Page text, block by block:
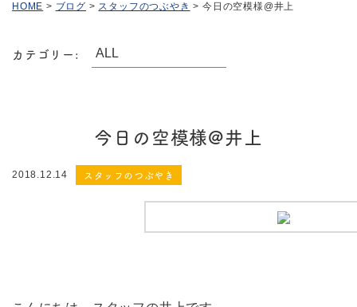
HOME > ブログ > スタッフのつぶやき >今日の空模様@井上
カテゴリー:
今日の空模様@井上
2018.12.14 スタッフのつぶやき